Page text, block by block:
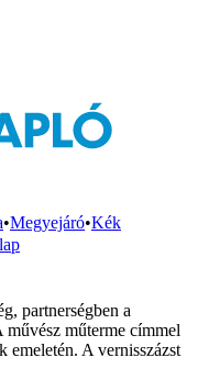
•Megyejáró•Kék
partnerségben a
műterme címmel
emeletén. A vernisszázst